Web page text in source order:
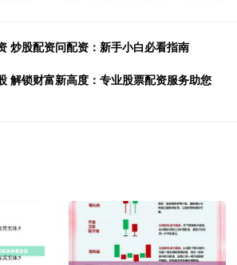
炒股配资问配资：新手小白必看指南
解锁财富新高度：专业股票配资服务助您